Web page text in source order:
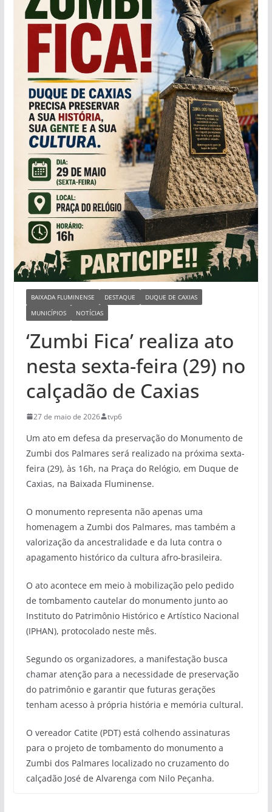
BAIXADA FLUMINENSE DESTAQUE
DUQUE DE CAXIAS
MUNICÍPIOS
NOTÍCIAS
‘Zumbi Fica’ realiza ato
nesta sexta-feira (29) no
calçadão de Caxias
27 de maio de 2026 tvp6
Um ato em defesa da preservação do Monumento de
Zumbi dos Palmares será realizado na próxima sexta-
feira (29), às 16h, na Praça do Relógio, em Duque de
Caxias, na Baixada Fluminense.
O monumento representa não apenas uma
homenagem a Zumbi dos Palmares, mas também a
valorização da ancestralidade e da luta contra o
apagamento histórico da cultura afro-brasileira.
O ato acontece em meio à mobilização pelo pedido
de tombamento cautelar do monumento junto ao
Instituto do Patrimônio Histórico e Artístico Nacional
(IPHAN), protocolado neste mês.
Segundo os organizadores, a manifestação busca
chamar atenção para a necessidade de preservação
do patrimônio e garantir que futuras gerações
tenham acesso à própria história e memória cultural.
O vereador Catite (PDT) está colhendo assinaturas
para o projeto de tombamento do monumento a
Zumbi dos Palmares localizado no cruzamento do
calçadão José de Alvarenga com Nilo Peçanha.